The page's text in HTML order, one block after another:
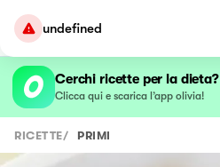
undefined
Cerchi ricette per la dieta?
Clicca qui e scarica l’app olivia!
RICETTE/ PRIMI